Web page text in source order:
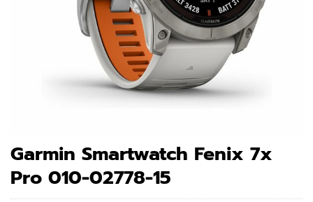
Garmin Smartwatch Fenix 7x
Pro 010-02778-15